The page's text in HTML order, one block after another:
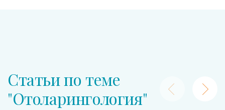
Статьи по теме
"Отоларингология"